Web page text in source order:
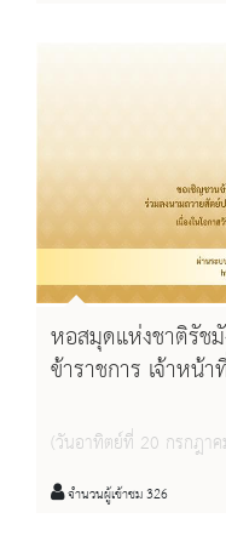
หอสมุดแห่งชาติรัช
ข้าราชการ เจ้าหน้
พลังของแผ่นดิน จัด
บัดนี้ – ๓๑ กรกฎา
(วันอาทิตย์ที่ 20 กรกฎา
จำนวนผู้เข้าชม 326